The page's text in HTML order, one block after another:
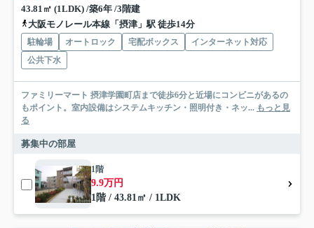
43.81㎡ (1LDK) /築6年 /3階建
大阪モノレール本線「摂津」駅 徒歩14分
駐輪場 オートロック 宅配ボックス
インターネット対応
公共下水
ファミリーマート 摂津学園町店まで徒歩6分と近場にコンビニがあるの
もポイント。室内設備はシステムキッチン・照明付き・ネッ... もっと見
る
募集中の部屋
1階
9.9万円
1階 / 43.81㎡ / 1LDK